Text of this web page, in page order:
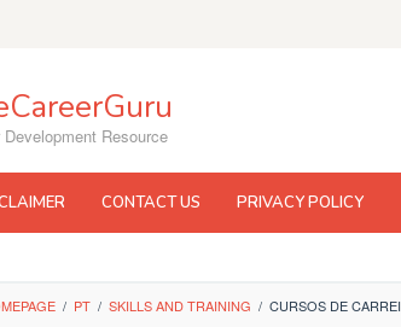
Development Resource
CONTACT US PRIVACY POLICY
/ PT / SKILLS AND TRAINING / CURSOS DE